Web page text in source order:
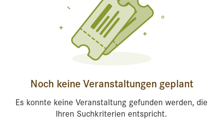
Noch keine Veranstaltungen geplant
Es konnte keine Veranstaltung gefunden werden, die
Ihren Suchkriterien entspricht.